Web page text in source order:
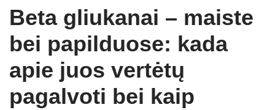
Beta gliukanai – maiste
bei papilduose: kada
apie juos vertėtų
pagalvoti bei kaip